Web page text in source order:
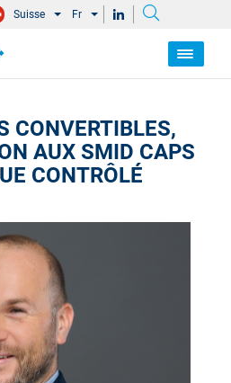
Suisse Fr
CONVERTIBLES,
AUX SMID CAPS
CONTRÔLÉ